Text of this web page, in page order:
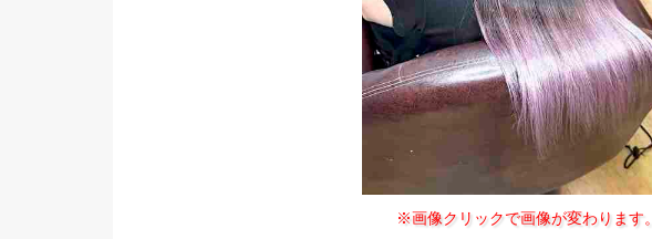
※画像クリックで画像が変わります。